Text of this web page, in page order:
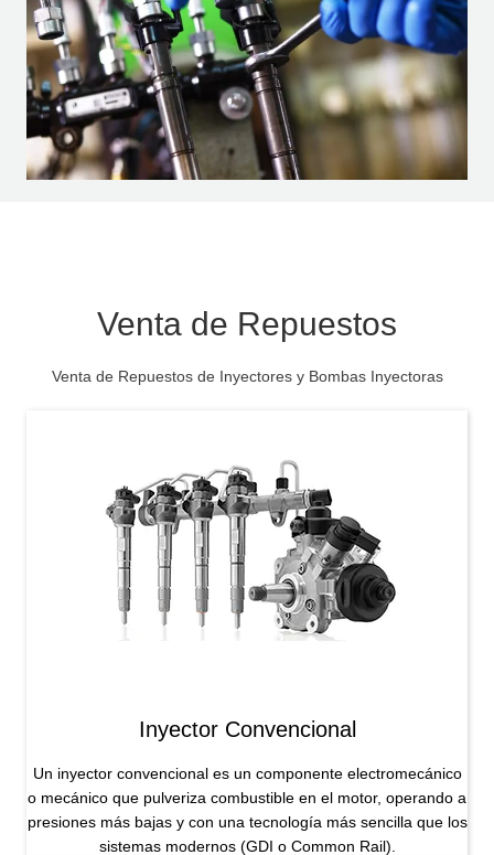
Venta de Repuestos
Venta de Repuestos de Inyectores y Bombas Inyectoras
Inyector Convencional
Un inyector convencional es un componente electromecánico
o mecánico que pulveriza combustible en el motor, operando a
presiones más bajas y con una tecnología más sencilla que los
sistemas modernos (GDI o Common Rail).